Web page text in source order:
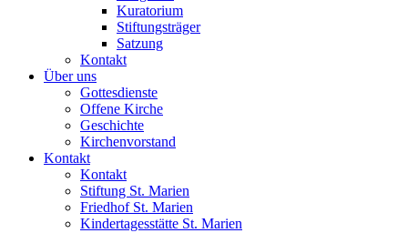
Kuratorium
Stiftungsträger
Satzung
Kontakt
Über uns
Gottesdienste
Offene Kirche
Geschichte
Kirchenvorstand
Kontakt
Kontakt
Stiftung St. Marien
Friedhof St. Marien
Kindertagesstätte St. Marien